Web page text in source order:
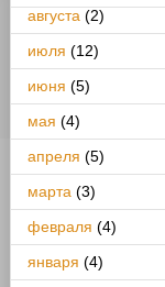
августа (2)
июля (12)
июня (5)
мая (4)
апреля (5)
марта (3)
февраля (4)
января (4)